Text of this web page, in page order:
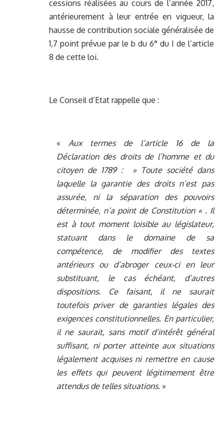
cessions réalisées au cours de l’année 2017,
antérieurement à leur entrée en vigueur, la
hausse de contribution sociale généralisée de
1,7 point prévue par le b du 6° du I de l’article
8 de cette loi.
Le Conseil d’Etat rappelle que :
« Aux termes de l’article 16 de la
Déclaration des droits de l’homme et du
citoyen de 1789 : » Toute société dans
laquelle la garantie des droits n’est pas
assurée, ni la séparation des pouvoirs
déterminée, n’a point de Constitution « . Il
est à tout moment loisible au législateur,
statuant dans le domaine de sa
compétence, de modifier des textes
antérieurs ou d’abroger ceux-ci en leur
substituant, le cas échéant, d’autres
dispositions. Ce faisant, il ne saurait
toutefois priver de garanties légales des
exigences constitutionnelles. En particulier,
il ne saurait, sans motif d’intérêt général
suffisant, ni porter atteinte aux situations
légalement acquises ni remettre en cause
les effets qui peuvent légitimement être
attendus de telles situations. »